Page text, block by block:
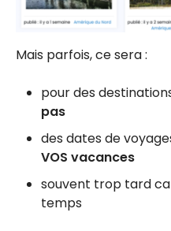
Mais parfois, ce sera :
pour des
pas
des dates de
VOS vacances
souvent trop tard
temps